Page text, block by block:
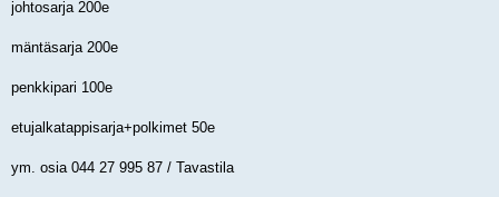
johtosarja 200e
mäntäsarja 200e
penkkipari 100e
etujalkatappisarja+polkimet 50e
ym. osia 044 27 995 87 / Tavastila